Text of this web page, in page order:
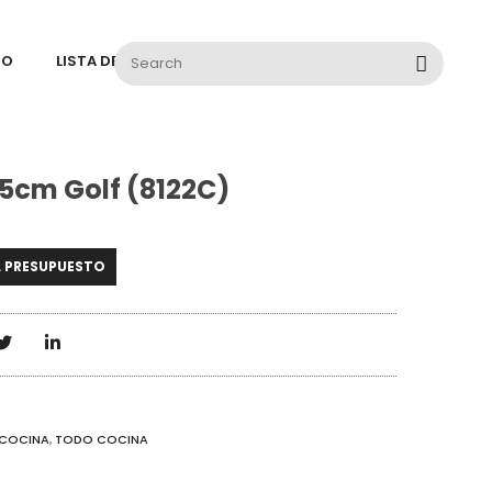
LISTA DE DESEOS
Golf (8122C)
, TODO COCINA